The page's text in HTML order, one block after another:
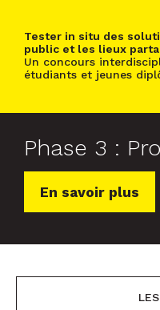
Tester in situ des
public et les lieux
Un concours
étudiants et jeunes
Phase 3 :
En savoir plus